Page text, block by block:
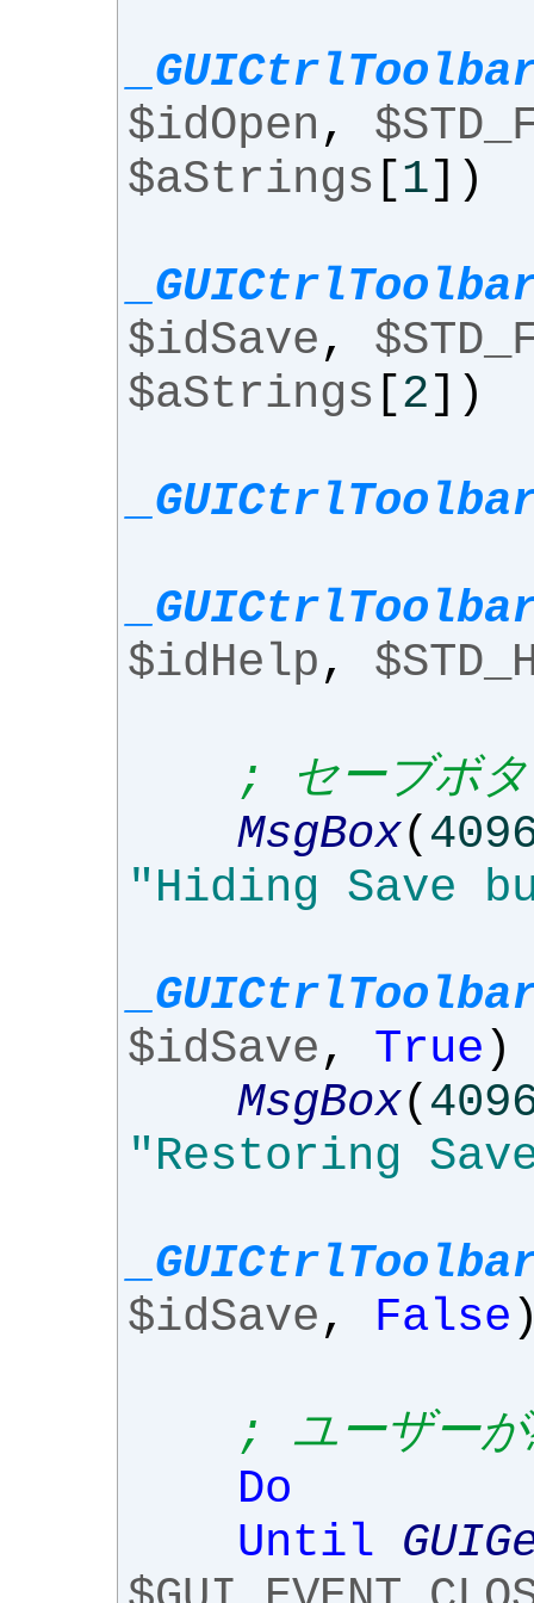
$idOpen ,
$aStrings [1])
$idSave,
$aStrings [2])
$idHelp,
; セーブボタ
MsgBox(
"Hiding Save
$idSave, True )
MsgBox(
"Restoring
$idSave, False
; ユーザーが
Do
Until